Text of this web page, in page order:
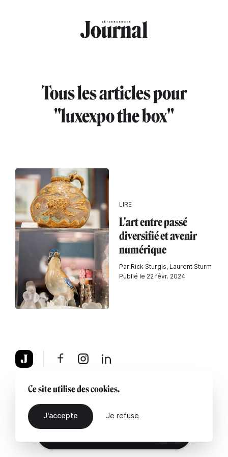
Tous les articles pour
"luxexpo the box"
LIRE
L'art entre passé
diversifié et avenir
numérique
Par Rick Sturgis, Laurent Sturm
Publié le 22 févr. 2024
À propos Mentions légales Contactez-nous
Ce site utilise des cookies.
J'accepte Je refuse